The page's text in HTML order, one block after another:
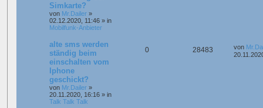
Simkarte?
von Mr.Dailer »
02.12.2020, 11:46 » in
Mobilfunk-Anbieter
alte sms werden
ständig beim
einschalten vom
Iphone
geschickt?
von Mr.Dailer »
20.11.2020, 16:16 » in
Talk Talk Talk
0 28483 von